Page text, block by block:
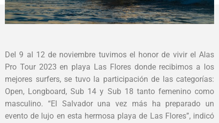
Del 9 al 12 de noviembre tuvimos el honor de vivir el Alas
Pro Tour 2023 en playa Las Flores donde recibimos a los
mejores surfers, se tuvo la participación de las categorías:
Open, Longboard, Sub 14 y Sub 18 tanto femenino como
masculino. “El Salvador una vez más ha preparado un
evento de lujo en esta hermosa playa de Las Flores”, indicó